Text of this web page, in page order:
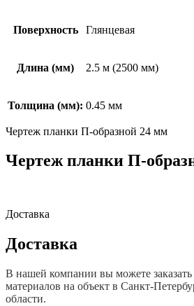
Поверхность Глянцевая
Длина (мм) 2.5 м (2500 мм)
Толщина (мм): 0.45 мм
Чертеж планки П-образной 24 мм
Чертеж планки П-
Доставка
Доставка
В нашей компании вы можете заказать
материалов на объект в Санкт-
области.